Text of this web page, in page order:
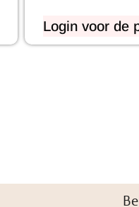
Login voor de